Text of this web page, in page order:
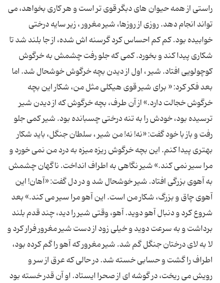
راستی از همه حیوان های دبگر قوی تر است و هر کاری بخواهد، می
تواند انجام دهد. روزی از روزها، شیر مغرور ، زیر سایه درختی
خوابیده بود. کم کم احساس کرد گرسنه اش شده، از جا بلند شد تا
شکاری پیدا کند و بخورد. کمی که جلو رفت چشمش به خرگوش
کوچولویی افتاد. شیر ، اول از دیدن بچه خرگوش خوشحال شد. اما
بعد فکر کرد: « برای شیر قوی هیکلی مثل من، شکار این بچه
خرگوش خجالت دارد.» از آن طرف، بچه خرگوش که از دیدن شیر
ترسیده بود، خودش را به تنه درختی چسبانده بود. شیر کمی جلو
رفت و باز با خود گفت: «نه! نه! من شیر ، سلطان جنگل، باید شکار
بهتری پیدا کنم. این بچه خرگوش ریزه میزه به درد من نمی خورد و
مرا سیر نمی کند.» شیر نگاهی به اطراف انداخت. ناگهان چشمش
به آهوی بزرگی افتاد. شیر خوشحال شد و در دل گفت: «آهان! این
آهوی چاق و بزرگ، شکار من است. این آهو مرا سیر می کند.» بعد
شروع کرد و دنبال آهو دوید. آهو، وقتی شیر را دید، چند قدم بلند
برداشت و به سرعت دوید و خیلی زود از دست شیر مغرور فرار کرد و
لا به لای درختان جنگل گم شد. شیر مغرور که آهو را گم کرده بود،
اطراف را گشت و حسابی خسته شد. در حالی که عرق از سر و
رویش می ریخت، در گوشه ای از صحرا ایستاد. او آن قدر خسته بود